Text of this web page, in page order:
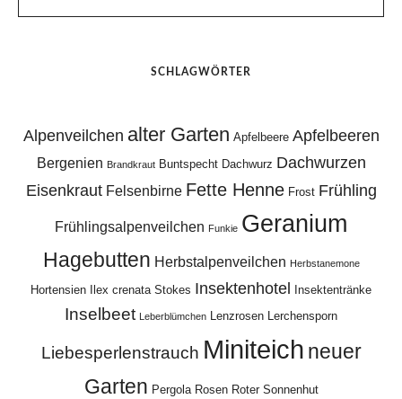
SCHLAGWÖRTER
Alpenveilchen alter Garten Apfelbeere Apfelbeeren
Bergenien Brandkraut Buntspecht Dachwurz Dachwurzen
Eisenkraut Felsenbirne Fette Henne Frost Frühling
Frühlingsalpenveilchen Funkie Geranium
Hagebutten Herbstalpenveilchen Herbstanemone
Hortensien Ilex crenata Stokes Insektenhotel Insektentränke
Inselbeet Leberblümchen Lenzrosen Lerchensporn
Liebesperlenstrauch Miniteich neuer
Garten Pergola Rosen Roter Sonnenhut